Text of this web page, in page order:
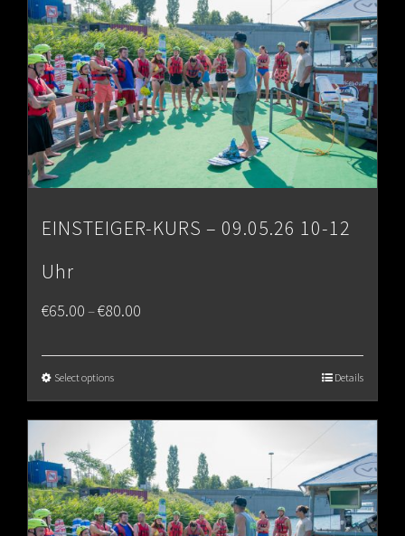
EINSTEIGER-KURS – 09.05.26 10-12
Uhr
€65.00–€80.00
€80.00
Select options Details